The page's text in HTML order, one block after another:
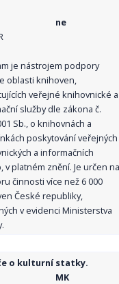
ne
je nástrojem podpory
oblasti knihoven,
veřejné knihovnické a
služby dle zákona č.
Sb., o knihovnách a
poskytování veřejných
a informačních
v platném znění. Je určen na
činnosti více než 6 000
České republiky,
v evidenci Ministerstva
o kulturní statky.
MK